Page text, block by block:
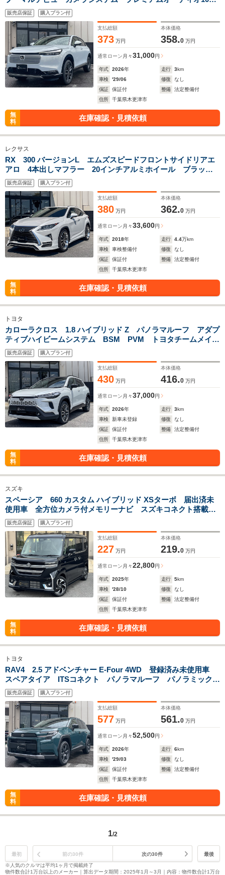
ピーカー ETC2.0 パワーバックドア フルセグTV
Bluetoothオーディオ シートヒーター
販売店保証 購入プラン付
支払総額
373 万円
本体価格
358.0 万円
通常ローン 月々31,000円
年式 2026年 走行 3km
車検
'29/06 修復
なし
保証
保証付 整備
法定整備付
住所
千葉県木更津市
無
料
在庫確認・見積依頼
レクサス
RX 300 バージョンL エムズスピードフロントサイドリアエ
アロ 4本出しマフラー 20インチアルミホイール ブラック
レザーシート 電動ムーンルーフ PVM BSM ETC2.0
Bluetoothオーディオ 後席パワーシート
販売店保証 購入プラン付
支払総額
380 万円
本体価格
362.0 万円
通常ローン 月々33,600円
年式 2018年 走行 4.4万km
車検
車検整備付 修復
なし
保証
保証付 整備
法定整備付
住所
千葉県木更津市
無
料
在庫確認・見積依頼
トヨタ
カローラクロス 1.8 ハイブリッド Z パノラマルーフ アダプ
ティブハイビームシステム BSM PVM トヨタチームメイ
ト 置クダケ充電 ステアリングヒーター デジタルキー ナ
ノイーX アクセサリーコンセント Bluetoothオーディオ
販売店保証 購入プラン付
支払総額
430 万円
本体価格
416.0 万円
通常ローン 月々37,000円
年式 2026年 走行 3km
車検
新車未登録 修復
なし
保証
保証付 整備
法定整備付
住所
千葉県木更津市
無
料
在庫確認・見積依頼
スズキ
スペーシア 660 カスタム ハイブリッド XSターボ 届出済未
使用車 全方位カメラ付メモリーナビ スズキコネクト搭載
両側電動スライドドア パドルシフト シートヒーター ステ
アリングヒーター ヘッドアップディスプレイ LEDヘッドラ
イト
販売店保証 購入プラン付
支払総額
227 万円
本体価格
219.0 万円
通常ローン 月々22,800円
年式 2025年 走行 5km
車検
'28/10 修復
なし
保証
保証付 整備
法定整備付
住所
千葉県木更津市
無
料
在庫確認・見積依頼
トヨタ
RAV4 2.5 アドベンチャー E-Four 4WD 登録済み未使用車
スペアタイア ITSコネクト パノラマルーフ パノラミックビ
ューモニター BSM ETV2.0 Bluetooth コネクティッドナ
ビ シートヒーター フルセグTV LEDライト
販売店保証 購入プラン付
支払総額
577 万円
本体価格
561.0 万円
通常ローン 月々52,500円
年式 2026年 走行 6km
車検
'29/03 修復
なし
保証
保証付 整備
法定整備付
住所
千葉県木更津市
無
料
在庫確認・見積依頼
1/2
最初 前の30件 次の30件
最後
※人気のクルマは平均1ヶ月で掲載終了
物件数合計1万台以上のメーカー｜算出データ期間：2025年1月～3月｜内容：物件数合計1万台